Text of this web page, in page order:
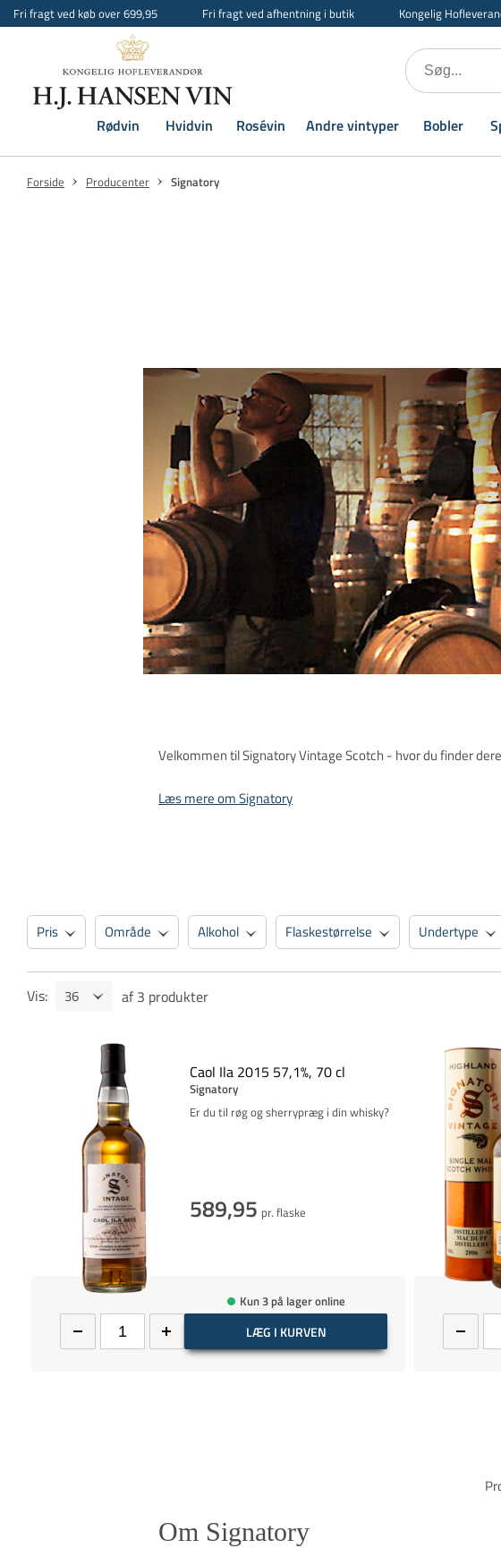
Fri fragt ved køb over 699,95 Fri fragt ved afhentning i butik Kongelig
Rødvin Hvidvin Rosévin Andre vintyper Bobler
Forside Producenter Signatory
Velkommen til Signatory Vintage Scotch - hvor du finder
Læs mere om Signatory
Pris Område Alkohol Flaskestørrelse Undertype
Vis: af 3 produkter
Caol Ila 2015 57,1%, 70 cl
Signatory
Er du til røg og sherrypræg i din whisky?
589,95 pr. flaske
Kun 3 på lager online
LÆG I KURVEN
Om Signatory